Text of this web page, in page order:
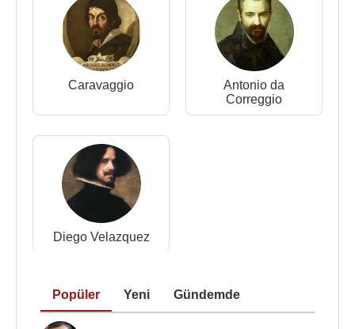
verimi ciddi şekilde düşen ressam, 1651 yılında
uzun yıllar sahip olduğu evini sattı. 2 Eylül 1652
tarihinde öldüğü zaman, ciddi mali zorluklar
içindeydi. Ribera'nın
'ya dönmemesine
rağmen, onun resimlerinin birçoğu, İspanyol
yönetim sınıfının üyeleri tarafından satın alınarak
Jusepe de Ribera
İtalya’da 61 yaşında ölmüştür.
Jusepe de Ribero
günümüzdeParis’de
Prado Müzesi
Londra
Caravaggio
Antonio da
Correggio
Diego Velazquez
Popüler Yeni Gündemde